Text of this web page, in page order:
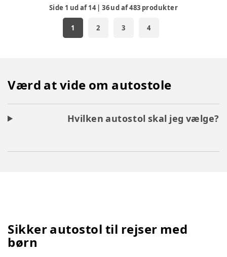
Side 1 ud af14 |36ud af483 produkter
1 2 3 4
Værd at vide om autostole
Hvilken autostol skal jeg vælge?
Sikker autostol til rejser med
børn